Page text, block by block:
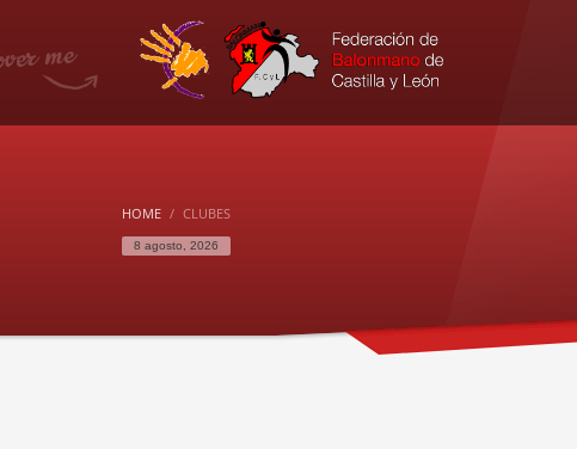
HOME CLUBES
8 agosto, 2026